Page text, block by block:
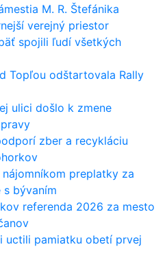
M. R. Štefánika
verejný priestor
spojili ľudí všetkých
Topľou odštartovala Rally
ulici došlo k zmene
zber a recykláciu
preplatky za
s bývaním
referenda 2026 za mesto
uctili pamiatku obetí prvej